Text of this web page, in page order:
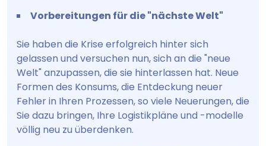
Vorbereitungen für die "nächste Welt"
Sie haben die Krise erfolgreich hinter sich
gelassen und versuchen nun, sich an die "neue
Welt" anzupassen, die sie hinterlassen hat. Neue
Formen des Konsums, die Entdeckung neuer
Fehler in Ihren Prozessen, so viele Neuerungen, die
Sie dazu bringen, Ihre Logistikpläne und -modelle
völlig neu zu überdenken.